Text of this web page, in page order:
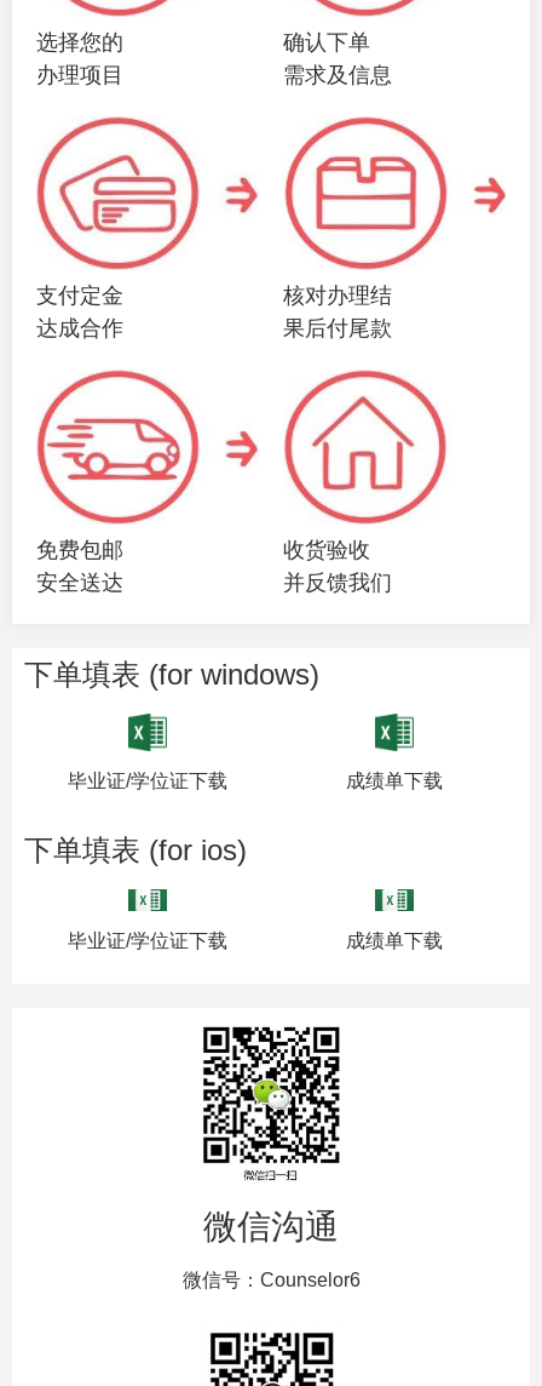
选择您的
办理项目
确认下单
需求及信息
支付定金
达成合作
核对办理结
果后付尾款
免费包邮
安全送达
收货验收
并反馈我们
下单填表 (for windows)
毕业证/学位证下载 成绩单下载
下单填表 (for ios)
毕业证/学位证下载 成绩单下载
微信沟通
微信号：Counselor6